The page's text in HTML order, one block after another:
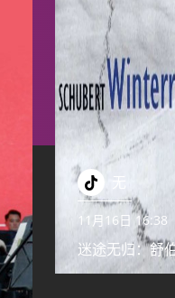
无
11月16日 16:38
迷途无归：舒